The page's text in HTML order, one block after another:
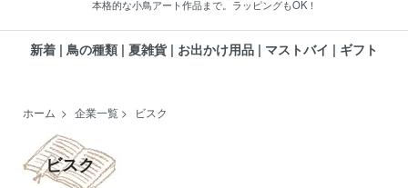
本格的な小鳥アート作品まで。ラッピングもOK！
新着 | 鳥の種類 | 夏雑貨 | お出かけ用品 | マストバイ | ギフト
ホーム > 企業一覧 > ビスク
ビスク